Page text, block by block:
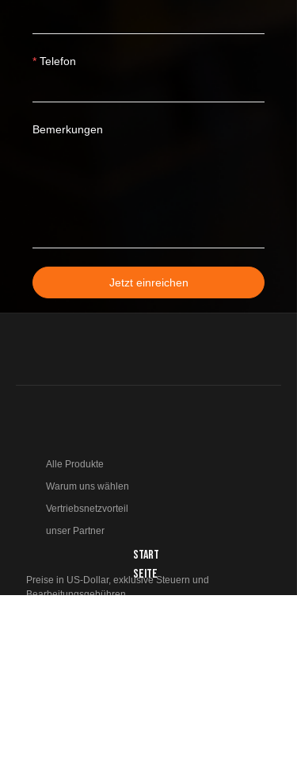
Telefon
Bemerkungen
Jetzt einreichen
START
SEITE
Alle Produkte
Warum uns wählen
Vertriebsnetzvorteil
unser Partner
Preise in US-Dollar, exklusive Steuern und
Bearbeitungsgebühren